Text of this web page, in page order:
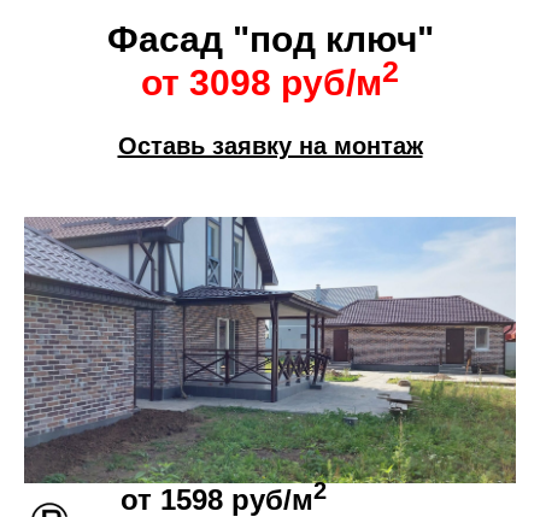
Фасад "под ключ"
от 3098 руб/м2
Оставь заявку на монтаж
от 1598 руб/м2